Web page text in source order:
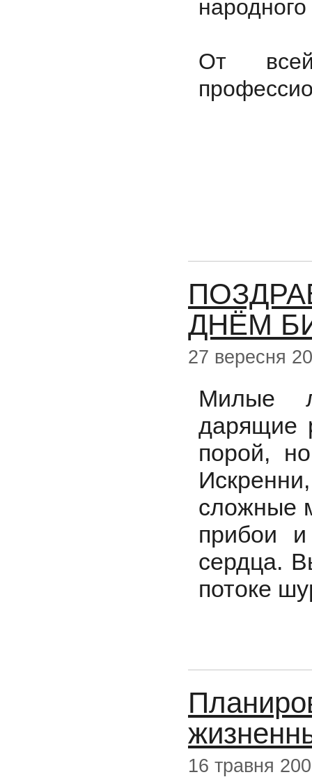
народного
От
ДНЁМ
27 вересня
Милые
дарящие
порой,
сложные
прибои
сердца.
потоке
16 травня